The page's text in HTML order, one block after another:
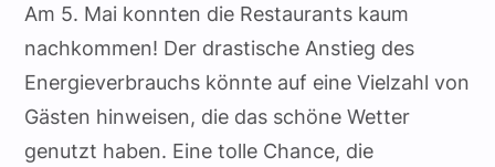
Am 5. Mai konnten die Restaurants kaum
nachkommen! Der drastische Anstieg des
Energieverbrauchs könnte auf eine Vielzahl von
Gästen hinweisen, die das schöne Wetter
genutzt haben. Eine tolle Chance, die